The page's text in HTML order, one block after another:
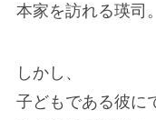
本家を訪れる瑛司。
しかし、
子どもである彼に